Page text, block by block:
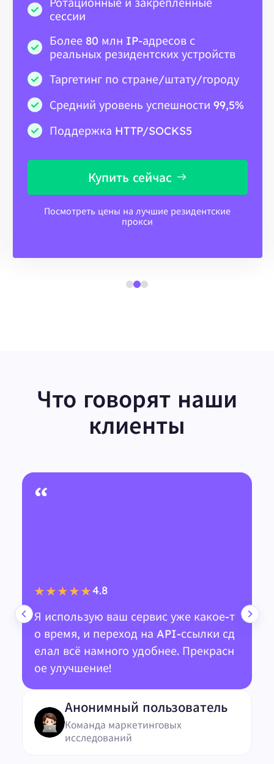
Ротационные и закрепленные
сессии
Более 80 млн IP-адресов с
реальных резидентских устройств
Таргетинг по стране/штату/городу
Средний уровень успешности 99,5%
Поддержка HTTP/SOCKS5
Купить сейчас
Посмотреть цены на лучшие резидентские
прокси
Что говорят наши
клиенты
“
★★★★★4.8
Я использую ваш сервис уже какое-т
о время, и переход на API-ссылки сд
елал всё намного удобнее. Прекрасн
ое улучшение!
Анонимный пользователь
Команда маркетинговых
исследований